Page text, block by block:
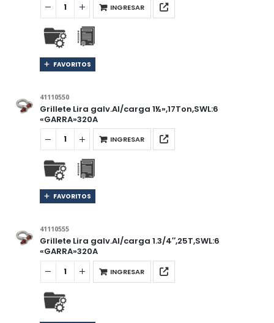
INGRESAR
FAVORITOS
41110550
Grillete Lira galv.Al/carga 1½»,17Ton,SWL:6
«GARRA»320A
INGRESAR
FAVORITOS
41110555
Grillete Lira galv.Al/carga 1.3/4″,25T,SWL:6
«GARRA»320A
INGRESAR